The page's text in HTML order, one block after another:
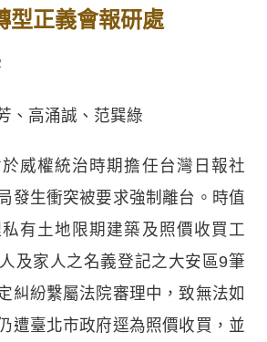
型正義會報研處
、高涌誠、范巽綠
威權統治時期擔任台灣日報社
發生衝突被要求強制離台。時值
有土地限期建築及照價收買工
及家人之名義登記之大安區9筆
糾紛繫屬法院審理中，致無法如
遭臺北市政府逕為照價收買，並